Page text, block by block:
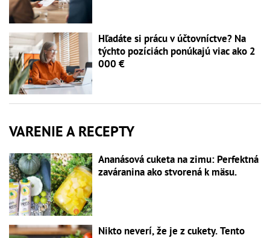
Hľadáte si prácu v účtovníctve? Na
týchto pozíciách ponúkajú viac ako 2
000 €
VARENIE A RECEPTY
Ananásová cuketa na zimu: Perfektná
zaváranina ako stvorená k mäsu.
Nikto neverí, že je z cukety. Tento